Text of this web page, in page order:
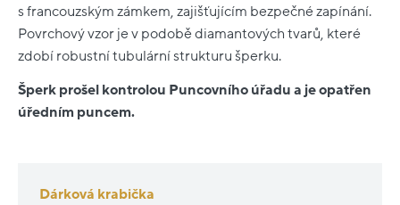
s francouzským zámkem, zajišťujícím bezpečné zapínání.
Povrchový vzor je v podobě diamantových tvarů, které
zdobí robustní tubulární strukturu šperku.
Šperk prošel kontrolou Puncovního úřadu a je opatřen
úředním puncem.
Dárková krabička